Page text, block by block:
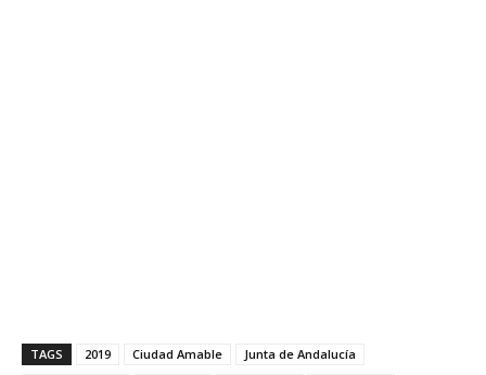
TAGS 2019 Ciudad Amable
Junta de Andalucía